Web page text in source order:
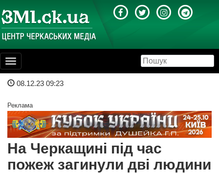
Toggle
navigation
08.12.23 09:23
Реклама
На Черкащині під час
пожеж загинули дві людини